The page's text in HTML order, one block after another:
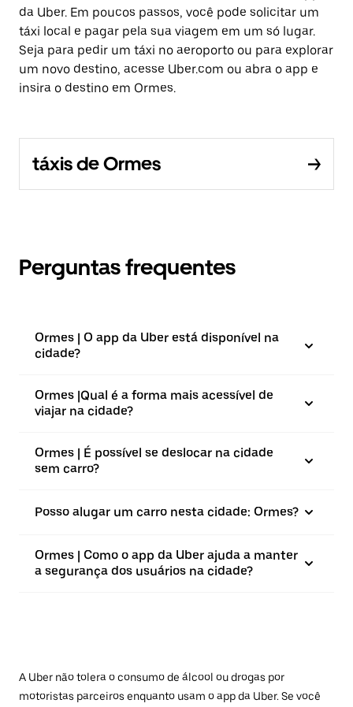
da Uber. Em poucos passos, você pode solicitar um
táxi local e pagar pela sua viagem em um só lugar.
Seja para pedir um táxi no aeroporto ou para explorar
um novo destino, acesse Uber.com ou abra o app e
insira o destino em Ormes.
táxis de Ormes
Perguntas frequentes
Ormes | O app da Uber está disponível na
cidade?
Ormes |⁠Qual é a forma mais acessível de
viajar na cidade?
Ormes | É possível se deslocar na cidade
sem carro?
Posso alugar um carro nesta cidade: Ormes?
Ormes | Como o app da Uber ajuda a manter
a segurança dos usuários na cidade?
A Uber não tolera o consumo de álcool ou drogas por
motoristas parceiros enquanto usam o app da Uber. Se você